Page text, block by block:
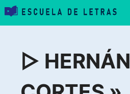
Saltar
contenido▷ HERNÁN